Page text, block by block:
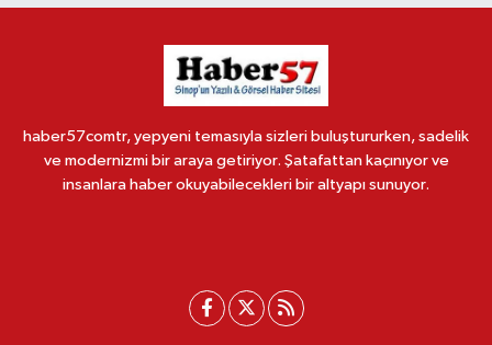
haber57comtr, yepyeni temasıyla sizleri buluştururken, sadelik
ve modernizmi bir araya getiriyor. Şatafattan kaçınıyor ve
insanlara haber okuyabilecekleri bir altyapı sunuyor.